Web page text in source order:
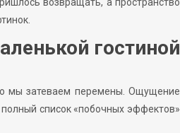
гостиной
мы затеваем перемены. Ощущение
список «побочных эффектов»